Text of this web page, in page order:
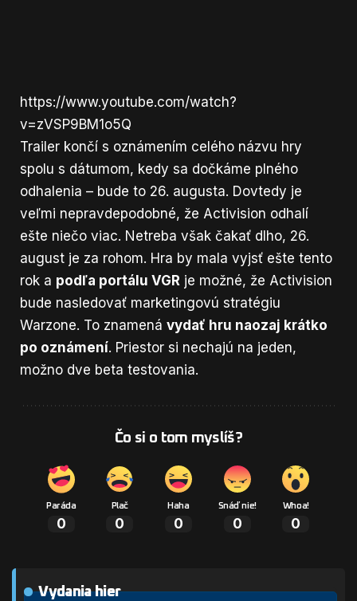
https://www.youtube.com/watch?
v=zVSP9BM1o5Q
Trailer končí s oznámením celého názvu hry
spolu s dátumom, kedy sa dočkáme plného
odhalenia – bude to 26. augusta. Dovtedy je
veľmi nepravdepodobné, že Activision odhalí
ešte niečo viac. Netreba však čakať dlho, 26.
august je za rohom. Hra by mala vyjsť ešte tento
rok a podľa portálu VGR je možné, že Activision
bude nasledovať marketingovú stratégiu
Warzone. To znamená vydať hru naozaj krátko
po oznámení. Priestor si nechajú na jeden,
možno dve beta testovania.
Čo si o tom myslíš?
Paráda
0
Plač
0
Haha
0
Snáď nie!
0
Whoa!
0
Vydania hier